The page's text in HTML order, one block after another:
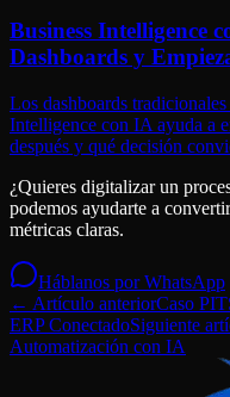
Business Intelligence
Dashboards y
Los dashboards
Intelligence con IA ayuda a
después y qué decisión
¿Quieres digitalizar un
podemos ayudarte a
métricas claras.
Háblanos por WhatsApp
← Artículo anteriorCaso
ERP ConectadoSiguiente
Automatización con IA